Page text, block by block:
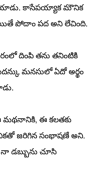
కాసేపయ్యాక మౌనిక
పోదాం పద అని లేచింది.
దింపి తను తనింటికి
మనసులో ఏదో అర్థం
మథనానికి, ఈ కలతకు
జరిగిన సంభాషణే అని.
నా డబ్బును చూసి